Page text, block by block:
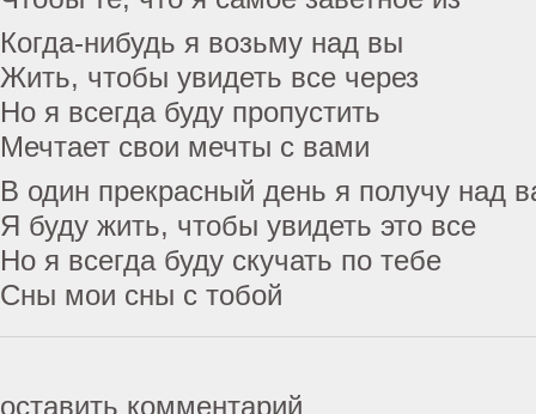
Когда-нибудь я возьму над вы
Жить, чтобы увидеть все через
Но я всегда буду пропустить
Мечтает свои мечты с вами
В один прекрасный день я получу над
Я буду жить, чтобы увидеть это все
Но я всегда буду скучать по тебе
Сны мои сны с тобой
оставить комментарий